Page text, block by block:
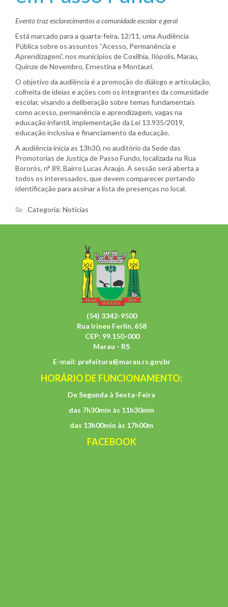
Evento traz esclarecimentos a comunidade escolar e geral
Está marcado para a quarta-feira, 12/11, uma Audiência
Pública sobre os assuntos “Acesso, Permanência e
Aprendizagem”, nos municípios de Coxilhia, Ilópolis, Marau,
Quinze de Novembro, Ernestina e Montauri.
O objetivo da audiência é a promoção do diálogo e articulação,
colheita de ideias e ações com os integrantes da comunidade
escolar, visando a deliberação sobre temas fundamentais
como acesso, permanência e aprendizagem, vagas na
educação infantil, implementação da Lei 13.935/2019,
educação inclusiva e financiamento da educação.
A audiência inicia as 13h30, no auditório da Sede das
Promotorias de Justiça de Passo Fundo, localizada na Rua
Bororós, n° 89, Bairro Lucas Araujo. A sessão será aberta a
todos os interessados, que devem comparecer portando
identificação para assinar a lista de presenças no local.
Categoria: Notícias
(54) 3342-9500
Rua Irineu Ferlin, 658
CEP: 99.150-000
Marau - RS
E-mail: prefeitura@marau.rs.gov.br
HORÁRIO DE FUNCIONAMENTO:
De Segunda à Sexta-Feira
das 7h30min às 11h30min
das 13h00min às 17h00m
FACEBOOK